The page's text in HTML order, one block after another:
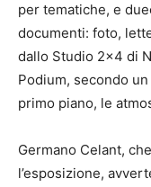
per tematiche, e
documenti: foto,
dallo Studio 2×4 di
Podium, secondo un
primo piano, le
Germano Celant,
l’esposizione,